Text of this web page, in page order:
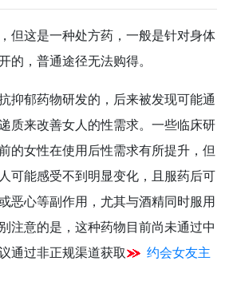
但这是一种处方药，一般是针对身体
的，普通途径无法购得。
抑郁药物研发的，后来被发现可能通
质来改善女人的性需求。一些临床研
的女性在使用后性需求有所提升，但
可能感受不到明显变化，且服药后可
恶心等副作用，尤其与酒精同时服用
注意的是，这种药物目前尚未通过中
通过非正规渠道获取
约会女友主